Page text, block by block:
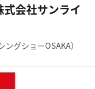
会社サンライ
グショーOSAKA）